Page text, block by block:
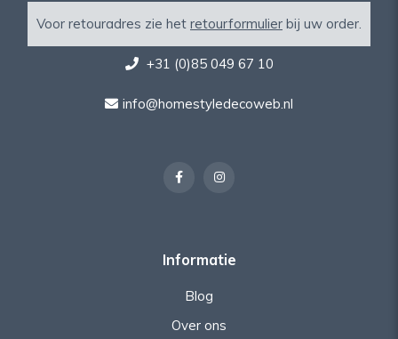
Voor retouradres zie het retourformulier bij uw order.
+31 (0)85 049 67 10
info@homestyledecoweb.nl
Informatie
Blog
Over ons